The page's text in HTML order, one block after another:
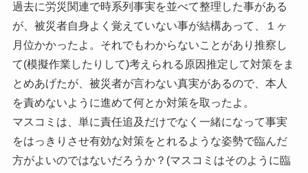
過去に労災関連で時系列事実を並べて整理した事がある
が、被災者自身よく覚えていない事が結構あって、１ヶ
月位かかったよ。それでもわからないことがあり推察し
て(模擬作業したりして)考えられる原因推定して対策をま
とめあげたが、被災者が言わない真実があるので、本人
を責めないように進めて何とか対策を取ったよ。
マスコミは、単に責任追及だけでなく一緒になって事実
をはっきりさせ有効な対策をとれるような姿勢で臨んだ
方がよいのではないだろうか？(マスコミはそのように臨